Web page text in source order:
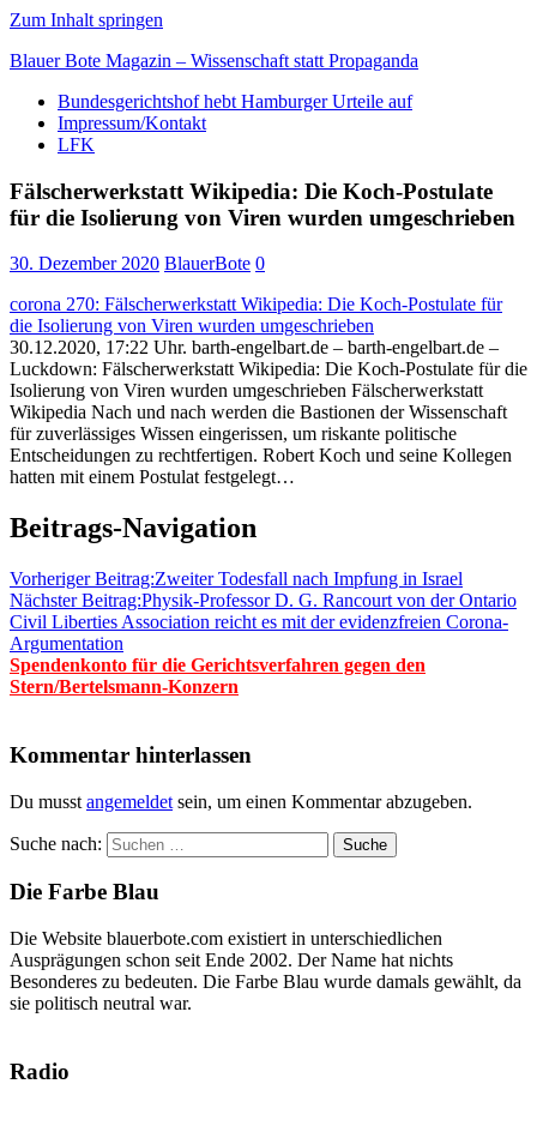
Zum Inhalt springen
Blauer Bote Magazin – Wissenschaft statt Propaganda
Bundesgerichtshof hebt Hamburger Urteile auf
Impressum/Kontakt
LFK
Gesellschaft
Medien
Politik
Wirtschaft
Wissenschaft
Fälscherwerkstatt Wikipedia: Die Koch-Postulate
für die Isolierung von Viren wurden umgeschrieben
30. Dezember 2020 BlauerBote 0
corona 270: Fälscherwerkstatt Wikipedia: Die Koch-Postulate für
die Isolierung von Viren wurden umgeschrieben
30.12.2020, 17:22 Uhr. barth-engelbart.de – barth-engelbart.de –
Luckdown: Fälscherwerkstatt Wikipedia: Die Koch-Postulate für die
Isolierung von Viren wurden umgeschrieben Fälscherwerkstatt
Wikipedia Nach und nach werden die Bastionen der Wissenschaft
für zuverlässiges Wissen eingerissen, um riskante politische
Entscheidungen zu rechtfertigen. Robert Koch und seine Kollegen
hatten mit einem Postulat festgelegt…
Beitrags-Navigation
Vorheriger Beitrag:Zweiter Todesfall nach Impfung in Israel
Nächster Beitrag:Physik-Professor D. G. Rancourt von der Ontario
Civil Liberties Association reicht es mit der evidenzfreien Corona-
Argumentation
Spendenkonto für die Gerichtsverfahren gegen den
Stern/Bertelsmann-Konzern
Kommentar hinterlassen
Du musst angemeldet sein, um einen Kommentar abzugeben.
Suche nach: Suche
Die Farbe Blau
Die Website blauerbote.com existiert in unterschiedlichen
Ausprägungen schon seit Ende 2002. Der Name hat nichts
Besonderes zu bedeuten. Die Farbe Blau wurde damals gewählt, da
sie politisch neutral war.
Radio